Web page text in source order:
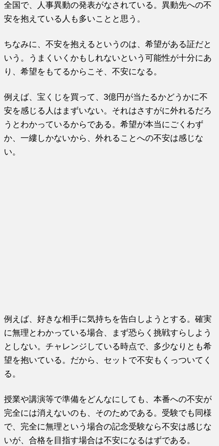
全国で、人事異動の発表がなされている。異動先への不
安を抱えている人も多いことと思う。
ちなみに、不安を抱えるというのは、希望がある証だと
いう。うまくいくかもしれないという可能性が十分にあ
り、希望をもてるからこそ、不安になる。
例えば、宝くじを買って、3億円が当たるかどうかに不
安を感じる人はまずいない。それはさすがに外れるだろ
うとわかっているからである。希望が本当にごくわず
か、一縷しかないから、外れることへの不安は感じな
い。
例えば、好きな相手に気持ちを告白しようとする。確実
に無理とわかっている場合、まず恐らく挑戦すらしよう
としない。チャレンジしている時点で、多少なりとも希
望を抱いている。だから、セットで不安もくっついてく
る。
授業や講演等で準備をどんなにしても、本番への不安が
完全には消えないのも、そのためである。受験でも同様
で、完全に無理という場合の記念受験なら不安は感じな
いが、合格を目指す場合は不安になるはずである。